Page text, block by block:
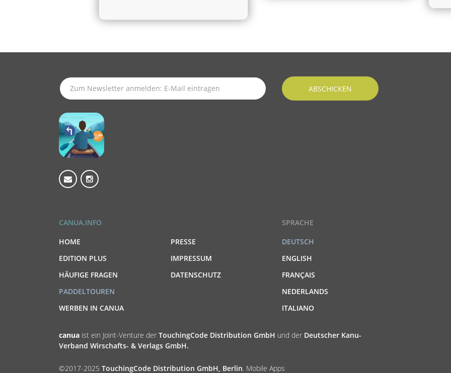
SUBSCRIBE TO LATEST NEWS
ABSCHICKEN
CANUA.INFO
HOME
EDITION PLUS
HÄUFIGE FRAGEN
PADDELTOUREN
WERBEN IN CANUA
PRESSE
IMPRESSUM
DATENSCHUTZ
SPRACHE
DEUTSCH
ENGLISH
FRANÇAIS
NEDERLANDS
ITALIANO
canua ist ein Joint-Venture der TouchingCode Distribution GmbH und der Deutscher Kanu-
Verband Wirschafts- & Verlags GmbH.
©2017-2025 TouchingCode Distribution GmbH, Berlin. Mobile Apps